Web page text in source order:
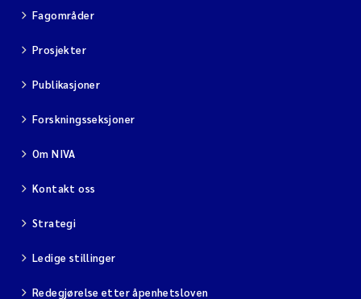
Fagområder
Prosjekter
Publikasjoner
Forskningsseksjoner
Om NIVA
Kontakt oss
Strategi
Ledige stillinger
Redegjørelse etter åpenhetsloven